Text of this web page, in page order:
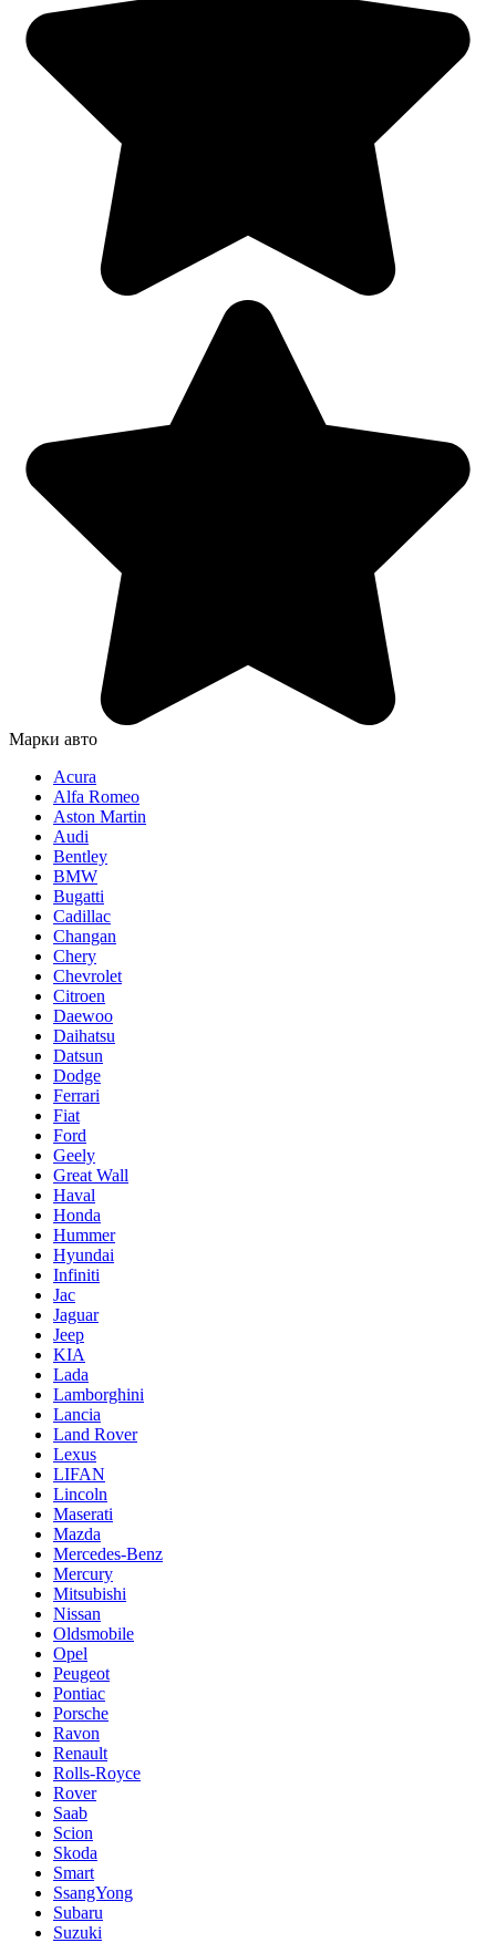
Марки авто
Acura
Alfa Romeo
Aston Martin
Audi
Bentley
BMW
Bugatti
Cadillac
Changan
Chery
Chevrolet
Citroen
Daewoo
Daihatsu
Datsun
Dodge
Ferrari
Fiat
Ford
Geely
Great Wall
Haval
Honda
Hummer
Hyundai
Infiniti
Jac
Jaguar
Jeep
KIA
Lada
Lamborghini
Lancia
Land Rover
Lexus
LIFAN
Lincoln
Maserati
Mazda
Mercedes-Benz
Mercury
Mitsubishi
Nissan
Oldsmobile
Opel
Peugeot
Pontiac
Porsche
Ravon
Renault
Rolls-Royce
Rover
Saab
Scion
Skoda
Smart
SsangYong
Subaru
Suzuki